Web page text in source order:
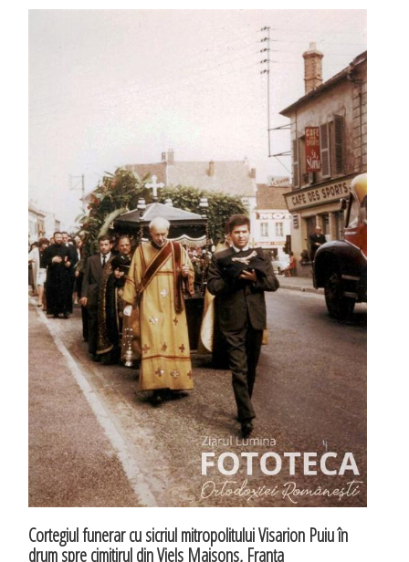
Cortegiul funerar cu sicriul mitropolitului Visarion Puiu în
drum spre cimitirul din Viels Maisons, Franţa